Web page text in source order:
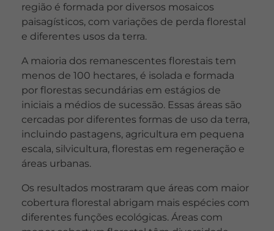
região é formada por diversos mosaicos
paisagísticos, com variações de perda florestal
e diferentes usos da terra.
A maioria dos remanescentes florestais tem
menos de 100 hectares, é isolada e formada
por florestas secundárias em estágios de
iniciais a médios de sucessão. Essas áreas são
cercadas por diferentes formas de uso da terra,
incluindo pastagens, agricultura em pequena
escala, silvicultura, florestas em regeneração e
áreas urbanas.
Os resultados mostraram que áreas com maior
cobertura florestal abrigam mais espécies com
diferentes funções ecológicas. Áreas com